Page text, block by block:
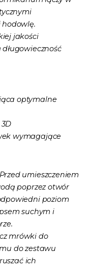
jakości
optymalne
wymagające
umieszczeniem
poprzez otwór
poziom
suchym i
mrówki do
do zestawu
ich